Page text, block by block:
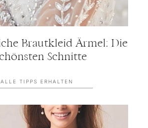
Brautkleid Ärmel: Die
Schnitte
ALLE TIPPS ERHALTEN